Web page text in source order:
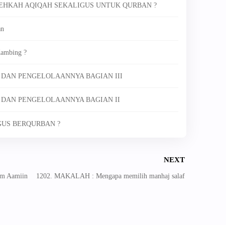
AQIQAH SEKALIGUS UNTUK QURBAN ?
?
PENGELOLAANNYA BAGIAN III
PENGELOLAANNYA BAGIAN II
BERQURBAN ?
Aamiin
NEXT
1202. MAKALAH : Mengapa memilih manhaj salaf